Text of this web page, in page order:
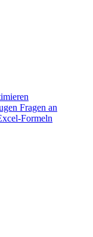
Fragen an
Formeln